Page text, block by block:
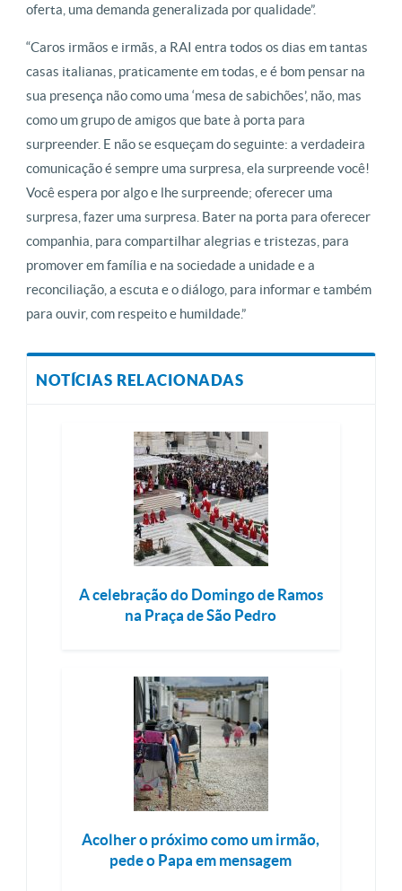
oferta, uma demanda generalizada por qualidade”.
“Caros irmãos e irmãs, a RAI entra todos os dias em tantas
casas italianas, praticamente em todas, e é bom pensar na
sua presença não como uma ‘mesa de sabichões’, não, mas
como um grupo de amigos que bate à porta para
surpreender. E não se esqueçam do seguinte: a verdadeira
comunicação é sempre uma surpresa, ela surpreende você!
Você espera por algo e lhe surpreende; oferecer uma
surpresa, fazer uma surpresa. Bater na porta para oferecer
companhia, para compartilhar alegrias e tristezas, para
promover em família e na sociedade a unidade e a
reconciliação, a escuta e o diálogo, para informar e também
para ouvir, com respeito e humildade.”
NOTÍCIAS RELACIONADAS
A celebração do Domingo de Ramos
na Praça de São Pedro
Acolher o próximo como um irmão,
pede o Papa em mensagem